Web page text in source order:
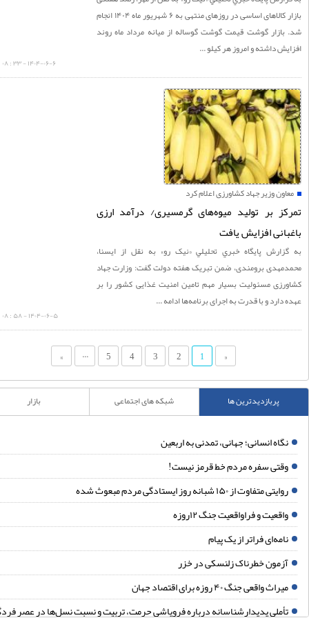
بازار کالاهای اساسی در روزهای منتهی به ۶ شهریور ماه ۱۴۰۴ انجام
گوشت قیمت گوشت گوساله از میانه مرداد ماه روند
داشته و امروز هر کیلو ...
۱۴۰۴-۰۶-۶ - ۳۳ : ۰۸
وزیر جهاد کشاورزی اعلام کرد
بر تولید میوه‌های گرمسیری/ درآمد ارزی
افزایش یافت
پايگاه خبري تحليلي «نيک رو» به نقل از ایسنا،
برومندی، ضمن تبریک هفته دولت گفت: وزارت جهاد
مسئولیت بسیار مهم تامین امنیت غذایی کشور را بر
و با قدرت به اجرای برنامه‌ها ادامه ...
۱۴۰۴-۰۶-۵ - ۵۸ : ۰۸
1
2
3
4
5
...
»
پربازدیدترین ها شبکه های اجتماعی
انسانی؛ جهانی، تمدنی به اربعین
سفره مردم خط قرمز نیست!
متفاوت از ۱۵۰ شبانه روز ایستادگی مردم مبعوث شده
و فراواقعیت جنگ ۱۲روزه
فراتر از یک پیام
خطرناک زلنسکی در خزر
واقعی جنگ ۴۰ روزه برای اقتصاد جهان
پدیدارشناسانه درباره فروپاشی حرمت، تربیت و نسبت نسل‌ها در عصر فردگرایی